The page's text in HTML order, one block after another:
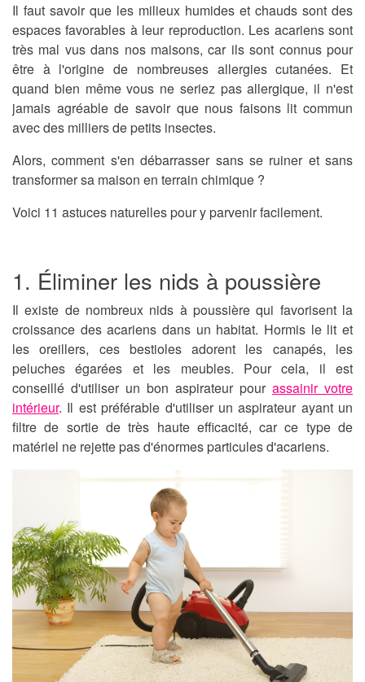
Il faut savoir que les milieux humides et chauds sont des
espaces favorables à leur reproduction. Les acarienssont
très mal vus dans nos maisons, car ils sont connus pour
être à l'origine de nombreuses allergiescutanées. Et
quand bien même vous ne seriez pas allergique, il n'est
jamais agréable de savoir que nous faisons lit commun
avec des milliers de petits insectes.
Alors, comment s'en débarrasser sans se ruiner et sans
transformer sa maison en terrain chimique ?
Voici 11 astuces naturellespour y parvenir facilement.
1. Éliminer les nids à poussière
Il existe de nombreux nids à poussière qui favorisent la
croissance desacariens dans un habitat. Hormis le lit et
les oreillers, ces bestioles adorent les canapés, les
peluches égarées et les meubles. Pour cela, il est
conseillé d'utiliser un bon aspirateur pour assainir votre
intérieur. Il est préférable d'utiliser un aspirateur ayant un
filtre de sortie de très haute efficacité, car ce type de
matériel ne rejette pas d'énormes particules d'acariens.